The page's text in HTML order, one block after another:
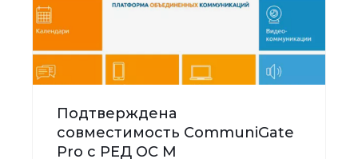
Подтверждена
совместимость CommuniGate
Pro с РЕД ОС М